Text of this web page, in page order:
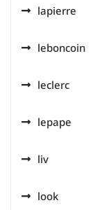
lapierre
leboncoin
leclerc
lepape
liv
look